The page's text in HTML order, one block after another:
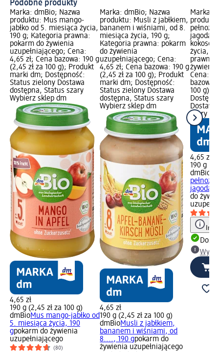
Podobne produkty
Marka: dmBio; Nazwa
produktu: Mus mango-
jabłko od 5. miesiąca życia,
190 g; Kategoria prawna:
pokarm do żywienia
uzupełniającego; Cena:
4,65 zł; Cena bazowa: 190 g
(2,45 zł za 100 g); Produkt
marki dm; Dostępność:
Status zielony Dostawa
dostępna, Status szary
Wybierz sklep dm
4,65 zł
190 g (2,45 zł za 100 g)
dmBioMus mango-jabłko od
5. miesiąca życia, 190
gpokarm do żywienia
uzupełniającego
(80)
Marka: dmBio; Nazwa
produktu: Musli z jabłkiem,
bananem i wiśniami, od 8.
miesiąca życia, 190 g;
Kategoria prawna: pokarm
do żywienia
uzupełniającego; Cena:
4,65 zł; Cena bazowa: 190 g
(2,45 zł za 100 g); Produkt
marki dm; Dostępność:
Status zielony Dostawa
dostępna, Status szary
Wybierz sklep dm
4,65 zł
190 g (2,45 zł za 100 g)
dmBioMusli z jabłkiem,
bananem i wiśniami, od
8...., 190 gpokarm do
żywienia uzupełniającego
Marka:
życia,
prawna:
Cena:
bazowa:
100 g);
szary
4,65 zł
190 g
dmBio
do